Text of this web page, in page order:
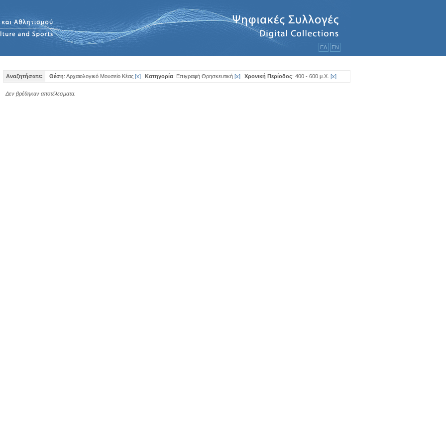
ΕΛ ΕΝ
Αναζητήσατε: Θέση: Αρχαιολογικό Μουσείο Κέας [x] Κατηγορία: Επιγραφή Θρησκευτική [x] Χρονική Περίοδος: 400 - 600 μ.Χ. [x]
Δεν βρέθηκαν αποτέλεσματα.